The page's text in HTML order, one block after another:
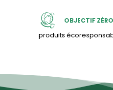
OBJECTIF
produits